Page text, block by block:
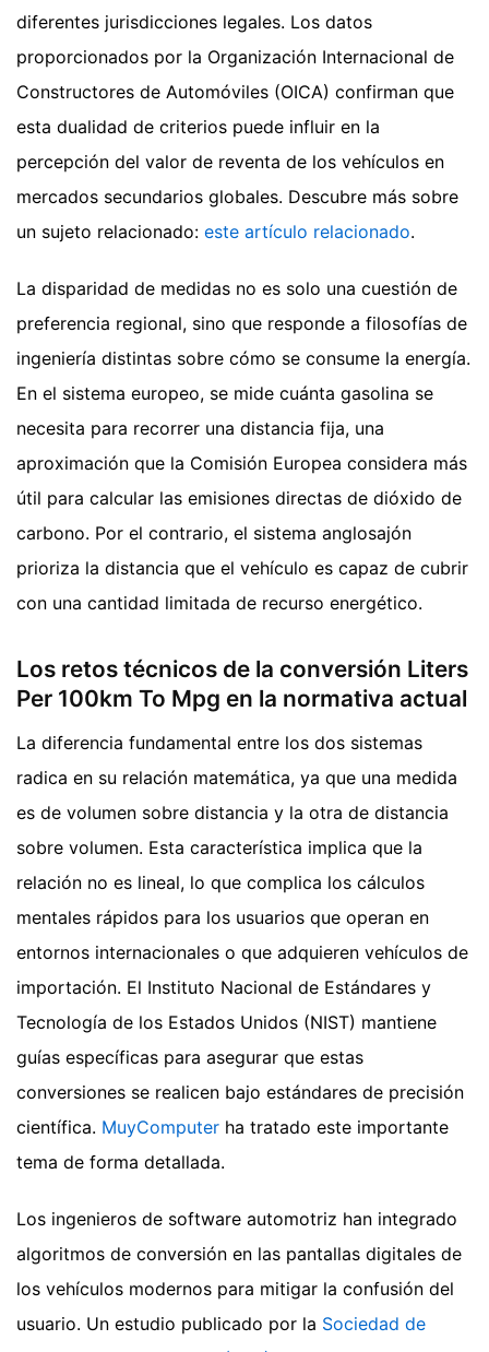
diferentes jurisdicciones legales. Los datos
proporcionados por la Organización Internacional de
Constructores de Automóviles (OICA) confirman que
esta dualidad de criterios puede influir en la
percepción del valor de reventa de los vehículos en
mercados secundarios globales. Descubre más sobre
un sujeto relacionado: este artículo relacionado.
La disparidad de medidas no es solo una cuestión de
preferencia regional, sino que responde a filosofías de
ingeniería distintas sobre cómo se consume la energía.
En el sistema europeo, se mide cuánta gasolina se
necesita para recorrer una distancia fija, una
aproximación que la Comisión Europea considera más
útil para calcular las emisiones directas de dióxido de
carbono. Por el contrario, el sistema anglosajón
prioriza la distancia que el vehículo es capaz de cubrir
con una cantidad limitada de recurso energético.
Los retos técnicos de la conversión Liters
Per 100km To Mpg en la normativa actual
La diferencia fundamental entre los dos sistemas
radica en su relación matemática, ya que una medida
es de volumen sobre distancia y la otra de distancia
sobre volumen. Esta característica implica que la
relación no es lineal, lo que complica los cálculos
mentales rápidos para los usuarios que operan en
entornos internacionales o que adquieren vehículos de
importación. El Instituto Nacional de Estándares y
Tecnología de los Estados Unidos (NIST) mantiene
guías específicas para asegurar que estas
conversiones se realicen bajo estándares de precisión
científica. MuyComputer ha tratado este importante
tema de forma detallada.
Los ingenieros de software automotriz han integrado
algoritmos de conversión en las pantallas digitales de
los vehículos modernos para mitigar la confusión del
usuario. Un estudio publicado por la Sociedad de